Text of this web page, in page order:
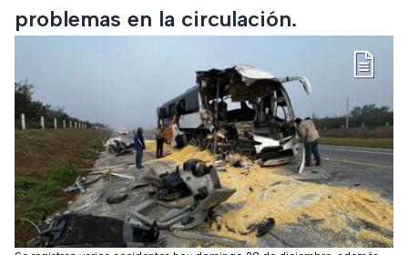
problemas en la circulación.